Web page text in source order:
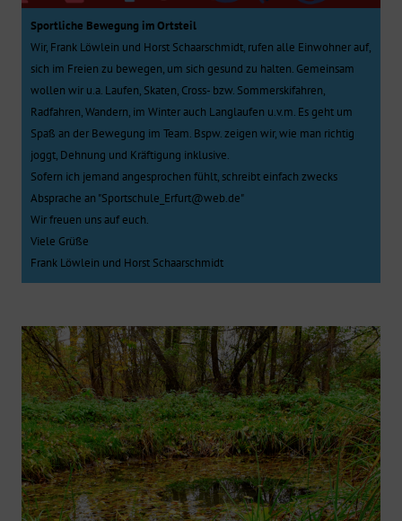
Sportliche Bewegung im Ortsteil
Wir, Frank Löwlein und Horst Schaarschmidt, rufen alle Einwohner auf,
sich im Freien zu bewegen, um sich gesund zu halten. Gemeinsam
wollen wir u.a. Laufen, Skaten, Cross- bzw. Sommerskifahren,
Radfahren, Wandern, im Winter auch Langlaufen u.v.m. Es geht um
Spaß an der Bewegung im Team. Bspw. zeigen wir, wie man richtig
joggt, Dehnung und Kräftigung inklusive.
Sofern ich jemand angesprochen fühlt, schreibt einfach zwecks
Absprache an "Sportschule_Erfurt@web.de"
Wir freuen uns auf euch.
Viele Grüße
Frank Löwlein und Horst Schaarschmidt